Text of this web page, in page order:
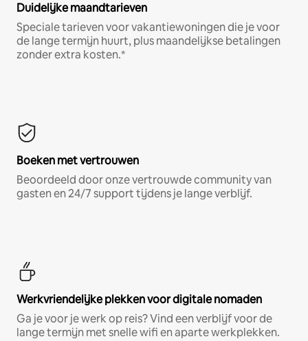
Duidelijke maandtarieven
Speciale tarieven voor vakantiewoningen die je voor
de lange termijn huurt, plus maandelijkse betalingen
zonder extra kosten.*
Boeken met vertrouwen
Beoordeeld door onze vertrouwde community van
gasten en 24/7 support tijdens je lange verblijf.
Werkvriendelijke plekken voor digitale nomaden
Ga je voor je werk op reis? Vind een verblijf voor de
lange termijn met snelle wifi en aparte werkplekken.